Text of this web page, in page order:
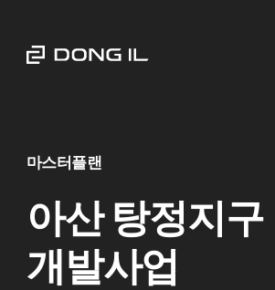
마스터플랜
아산 탕정지구
개발사업